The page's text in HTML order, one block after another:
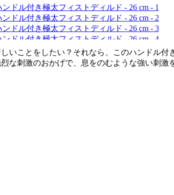
ことをしたい？それなら、このハンドル付
刺激のおかげで、息をのむような強い刺激